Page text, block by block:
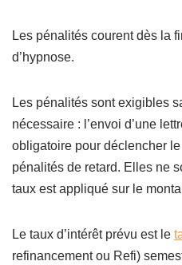
Les pénalités courent dès la
d’hypnose.
Les pénalités sont exigibles
nécessaire : l’envoi d’une
obligatoire pour déclencher
pénalités de retard. Elles ne
taux est appliqué sur le
Le taux d’intérêt prévu est le
refinancement ou Refi)